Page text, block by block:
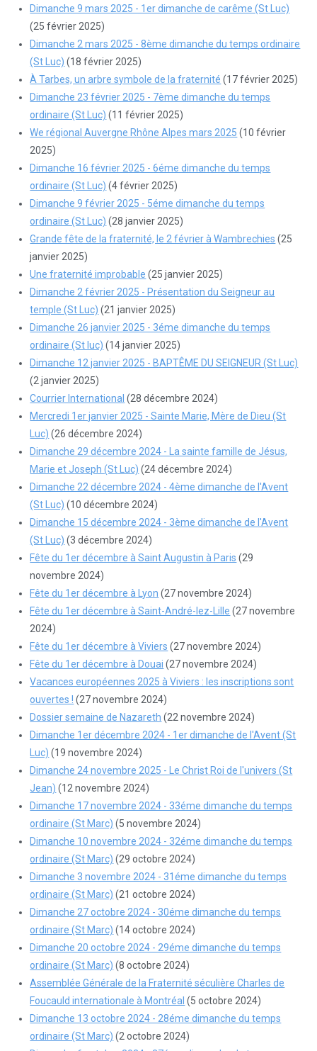
Dimanche 9 mars 2025 - 1er dimanche de carême (St Luc)
(25 février 2025)
Dimanche 2 mars 2025 - 8ème dimanche du temps ordinaire
(St Luc) (18 février 2025)
À Tarbes, un arbre symbole de la fraternité (17 février 2025)
Dimanche 23 février 2025 - 7ème dimanche du temps
ordinaire (St Luc) (11 février 2025)
We régional Auvergne Rhône Alpes mars 2025 (10 février
2025)
Dimanche 16 février 2025 - 6éme dimanche du temps
ordinaire (St Luc) (4 février 2025)
Dimanche 9 février 2025 - 5éme dimanche du temps
ordinaire (St Luc) (28 janvier 2025)
Grande fête de la fraternité, le 2 février à Wambrechies (25
janvier 2025)
Une fraternité improbable (25 janvier 2025)
Dimanche 2 février 2025 - Présentation du Seigneur au
temple (St Luc) (21 janvier 2025)
Dimanche 26 janvier 2025 - 3éme dimanche du temps
ordinaire (St luc) (14 janvier 2025)
Dimanche 12 janvier 2025 - BAPTÊME DU SEIGNEUR (St Luc)
(2 janvier 2025)
Courrier International (28 décembre 2024)
Mercredi 1er janvier 2025 - Sainte Marie, Mère de Dieu (St
Luc) (26 décembre 2024)
Dimanche 29 décembre 2024 - La sainte famille de Jésus,
Marie et Joseph (St Luc) (24 décembre 2024)
Dimanche 22 décembre 2024 - 4ème dimanche de l'Avent
(St Luc) (10 décembre 2024)
Dimanche 15 décembre 2024 - 3ème dimanche de l'Avent
(St Luc) (3 décembre 2024)
Fête du 1er décembre à Saint Augustin à Paris (29
novembre 2024)
Fête du 1er décembre à Lyon (27 novembre 2024)
Fête du 1er décembre à Saint-André-lez-Lille (27 novembre
2024)
Fête du 1er décembre à Viviers (27 novembre 2024)
Fête du 1er décembre à Douai (27 novembre 2024)
Vacances européennes 2025 à Viviers : les inscriptions sont
ouvertes ! (27 novembre 2024)
Dossier semaine de Nazareth (22 novembre 2024)
Dimanche 1er décembre 2024 - 1er dimanche de l'Avent (St
Luc) (19 novembre 2024)
Dimanche 24 novembre 2025 - Le Christ Roi de l'univers (St
Jean) (12 novembre 2024)
Dimanche 17 novembre 2024 - 33éme dimanche du temps
ordinaire (St Marc) (5 novembre 2024)
Dimanche 10 novembre 2024 - 32éme dimanche du temps
ordinaire (St Marc) (29 octobre 2024)
Dimanche 3 novembre 2024 - 31éme dimanche du temps
ordinaire (St Marc) (21 octobre 2024)
Dimanche 27 octobre 2024 - 30éme dimanche du temps
ordinaire (St Marc) (14 octobre 2024)
Dimanche 20 octobre 2024 - 29éme dimanche du temps
ordinaire (St Marc) (8 octobre 2024)
Assemblée Générale de la Fraternité séculière Charles de
Foucauld internationale à Montréal (5 octobre 2024)
Dimanche 13 octobre 2024 - 28éme dimanche du temps
ordinaire (St Marc) (2 octobre 2024)